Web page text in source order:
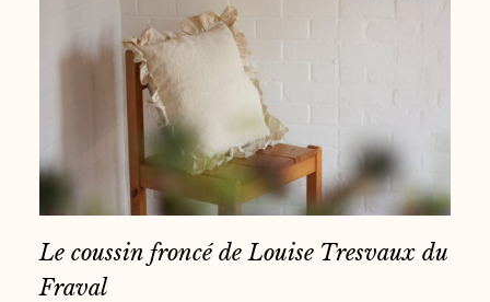
Le coussin froncé de Louise Tresvaux du
Fraval